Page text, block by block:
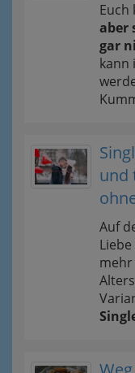
Euch
aber
gar
kann
und
Auf